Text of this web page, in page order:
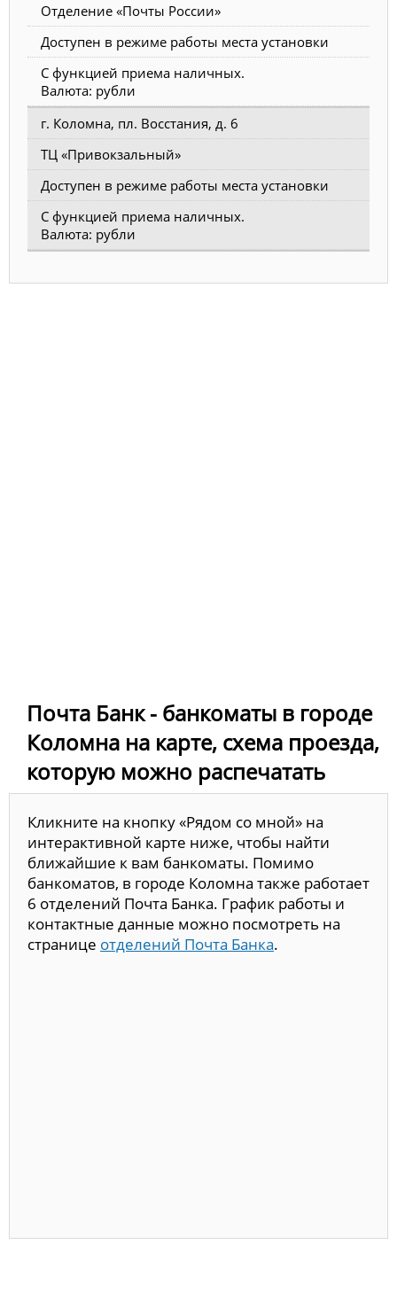
Отделение «Почты России»
Доступен в режиме работы места установки
С функцией приема наличных.
Валюта: рубли
г. Коломна, пл. Восстания, д. 6
ТЦ «Привокзальный»
Доступен в режиме работы места установки
С функцией приема наличных.
Валюта: рубли
Почта Банк - банкоматы в городе
Коломна на карте, схема проезда,
которую можно распечатать
Кликните на кнопку «Рядом со мной» на
интерактивной карте ниже, чтобы найти
ближайшие к вам банкоматы. Помимо
банкоматов, в городе Коломна также работает
6 отделений Почта Банка. График работы и
контактные данные можно посмотреть на
странице отделений Почта Банка.